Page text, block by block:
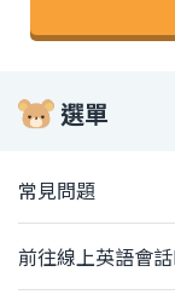
選單
常見問題
前往線上英語會